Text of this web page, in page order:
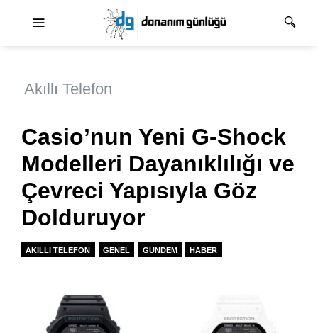
Akıllı Telefon
Casio’nun Yeni G-Shock
Modelleri Dayanıklılığı ve
Çevreci Yapısıyla Göz
Dolduruyor
AKILLI TELEFON GENEL GUNDEM HABER